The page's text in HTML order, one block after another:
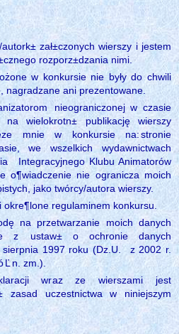
zał±czonych wierszy i jestem
rozporz±dzania nimi.
w konkursie nie były do chwili
nagradzane ani prezentowane.
nieograniczonej w czasie
na wielokrotn± publikację wierszy
mnie w konkursie na:stronie
we wszelkich wydawnictwach
Integracyjnego Klubu Animatorów
o¶wiadczenie nie ogranicza moich
jako twórcy/autora wierszy.
okre¶lone regulaminem konkursu.
na przetwarzanie moich danych
z
ustaw± o ochronie danych
1997 roku (Dz.U.
z 2002 r.
Ľn. zm.).
wraz ze wierszami jest
zasad uczestnictwa w niniejszym